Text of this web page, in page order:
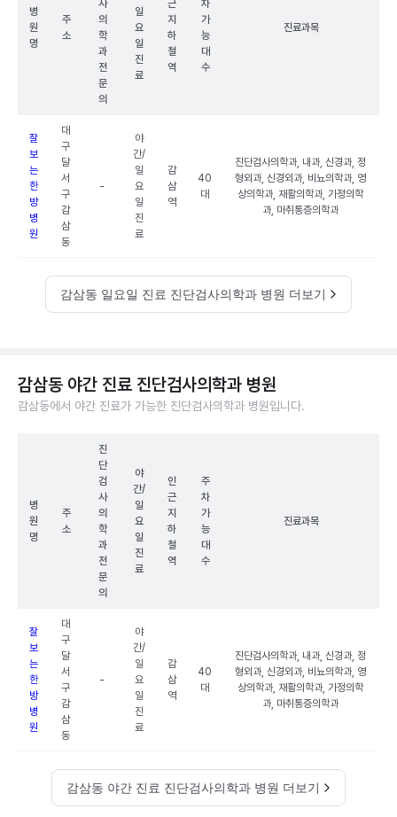
병
원
명
주
소
사
의
학
과
전
문
의
일
요
일
진
료
근
지
하
철
역
차
가
능
대
수
진료과목
잘
보
는
한
방
병
원
대
구
달
서
구
감
삼
동
-
야
간/
일
요
일
진
료
감
삼
역
40
대
진단검사의학과, 내과, 신경과, 정
형외과, 신경외과, 비뇨의학과, 영
상의학과, 재활의학과, 가정의학
과, 마취통증의학과
감삼동 일요일 진료 진단검사의학과 병원 더보기
감삼동 야간 진료 진단검사의학과 병원
감삼동에서 야간 진료가 가능한 진단검사의학과 병원입니다.
병
원
명
주
소
진
단
검
사
의
학
과
전
문
의
야
간/
일
요
일
진
료
인
근
지
하
철
역
주
차
가
능
대
수
진료과목
잘
보
는
한
방
병
원
대
구
달
서
구
감
삼
동
-
야
간/
일
요
일
진
료
감
삼
역
40
대
진단검사의학과, 내과, 신경과, 정
형외과, 신경외과, 비뇨의학과, 영
상의학과, 재활의학과, 가정의학
과, 마취통증의학과
감삼동 야간 진료 진단검사의학과 병원 더보기